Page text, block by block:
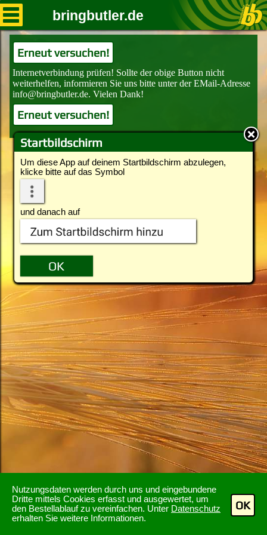
Nutzungsdaten werden durch uns und eingebundene
Dritte mittels Cookies erfasst und ausgewertet, um
den Bestellablauf zu vereinfachen. Unter Datenschutz
erhalten Sie weitere Informationen.
OK
Startbildschirm
Um diese App auf deinem Startbildschirm abzulegen,
klicke bitte auf das Symbol
und danach auf
bringbutler.de
Erneut versuchen!
Erneut versuchen!